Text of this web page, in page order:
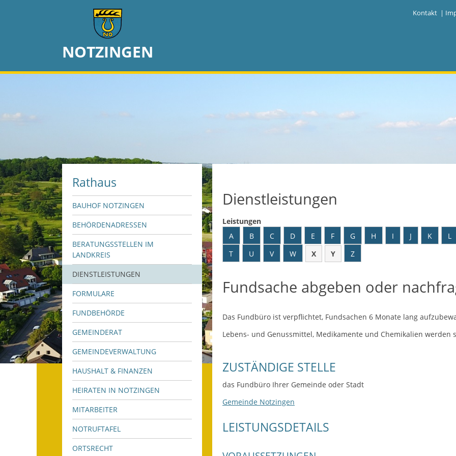
Kontakt |
NOTZINGEN
Rathaus
BAUHOF NOTZINGEN
BEHÖRDENADRESSEN
BERATUNGSSTELLEN IM
LANDKREIS
DIENSTLEISTUNGEN
FORMULARE
FUNDBEHÖRDE
GEMEINDERAT
GEMEINDEVERWALTUNG
HAUSHALT & FINANZEN
HEIRATEN IN NOTZINGEN
MITARBEITER
NOTRUFTAFEL
ORTSRECHT
Dienstleistungen
Leistungen
A
B C D E F G H I J K L
T
U V W X Y Z
Fundsache abgeben oder
Das Fundbüro ist verpflichtet, Fundsachen 6 Monate lang
Lebens- und Genussmittel, Medikamente und Chemikalien werden
ZUSTÄNDIGE STELLE
das Fundbüro Ihrer Gemeinde oder Stadt
Gemeinde Notzingen
LEISTUNGSDETAILS